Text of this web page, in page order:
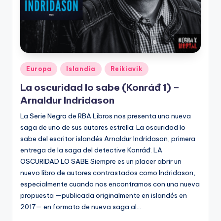
Publicado
en
Europa Islandia Reikiavik
La oscuridad lo sabe (Konráđ 1) –
Arnaldur Indridason
La Serie Negra de RBA Libros nos presenta una nueva
saga de uno de sus autores estrella: La oscuridad lo
sabe del escritor islandés Arnaldur Indridason, primera
entrega de la saga del detective Konráđ. LA
OSCURIDAD LO SABE Siempre es un placer abrir un
nuevo libro de autores contrastados como Indridason,
especialmente cuando nos encontramos con una nueva
propuesta —publicada originalmente en islandés en
2017— en formato de nueva saga al…